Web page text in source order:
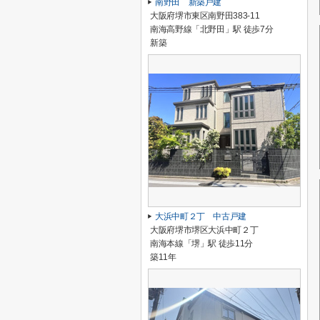
南野田 新築戸建
大阪府堺市東区南野田383-11
南海高野線「北野田」駅 徒歩7分
新築
大浜中町２丁 中古戸建
大阪府堺市堺区大浜中町２丁
南海本線「堺」駅 徒歩11分
築11年